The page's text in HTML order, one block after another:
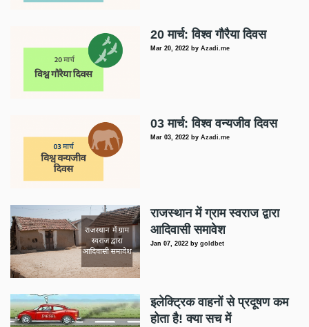
20 मार्च: विश्व गौरैया दिवस
Mar 20, 2022 byAzadi.me
03 मार्च: विश्व वन्यजीव दिवस
Mar 03, 2022 byAzadi.me
राजस्थान में ग्राम स्वराज द्वारा
आदिवासी समावेश
Jan 07, 2022 bygoldbet
इलेक्ट्रिक वाहनों से प्रदूषण कम
होता है! क्या सच में